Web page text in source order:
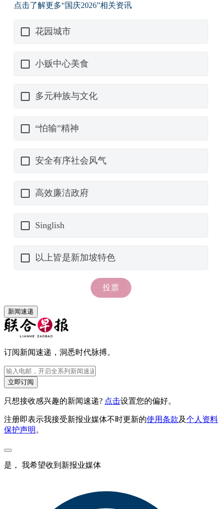
新闻速递
订阅新闻速递，洞悉时代脉搏。
立即订阅
只想接收感兴趣的新闻速递? 点击设置您的偏好。
注册即表示我接受新报业媒体不时更新的使用条款及个人资料
保护声明 。
是， 我希望收到新报业媒体